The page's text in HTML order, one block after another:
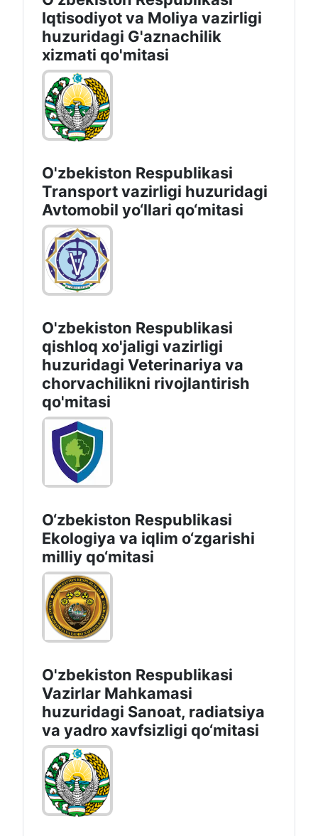
Iqtisodiyot vа Moliya vazirligi
huzuridagi G'aznachilik
xizmati qo'mitasi
O'zbekiston Respublikasi
Transport vazirligi huzuridagi
Avtomobil yo‘llari qo‘mitasi
O'zbekiston Respublikasi
qishloq xo'jaligi vazirligi
huzuridagi Veterinariya va
chorvachilikni rivojlantirish
qo'mitasi
O‘zbekiston Respublikasi
Ekologiya va iqlim o‘zgarishi
milliy qo‘mitasi
O'zbekiston Respublikasi
Vazirlar Mahkamasi
huzuridagi Sanoat, radiatsiya
va yadro xavfsizligi qo‘mitasi